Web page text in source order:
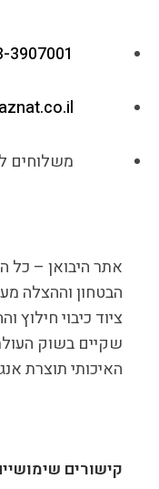
3907001
משלוחים
אתר היבואן – כל
ציוד כיבוי חילוץ
שקיים בשוק
האיכותי תוצרת
קישורים